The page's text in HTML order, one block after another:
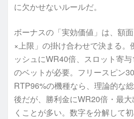
に欠かせないルールだ。
ボーナスの「実効価値」は、額
×上限」の掛け合わせで決まる。
ッシュにWR40倍、スロット寄
のベットが必要。フリースピン
RTP96%の機種なら、理論的な
後だが、勝利金にWR20倍・最
くことが多い。数字を分解して